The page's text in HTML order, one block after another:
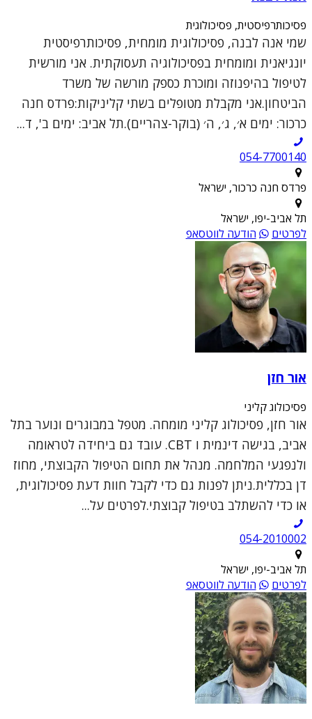
פסיכותרפיסטית, פסיכולוגית
שמי אנה לבנה, פסיכולוגית מומחית, פסיכותרפיסטית
יונגיאנית ומומחית בפסיכולוגיה תעסוקתית. אני מורשית
לטיפול בהיפנוזה ומוכרת כספק מורשה של משרד
הביטחון.אני מקבלת מטופלים בשתי קליניקות:פרדס חנה
כרכור: ימים א׳, ג׳, ה׳ (בוקר-צהריים).תל אביב: ימים ב', ד...
054-7700140
פרדס חנה כרכור, ישראל
תל אביב-יפו, ישראל
לפרטים
הודעה לווטסאפ
אור חזן
פסיכולוג קליני
אור חזן, פסיכולוג קליני מומחה. מטפל במבוגרים ונוער בתל
אביב, בגישה דינמית ו CBT. עובד גם ביחידה לטראומה
ולנפגעי המלחמה. מנהל את תחום הטיפול הקבוצתי, מחוז
דן בכללית.ניתן לפנות גם כדי לקבל חוות דעת פסיכולוגית,
או כדי להשתלב בטיפול קבוצתי.לפרטים על...
054-2010002
תל אביב-יפו, ישראל
לפרטים
הודעה לווטסאפ